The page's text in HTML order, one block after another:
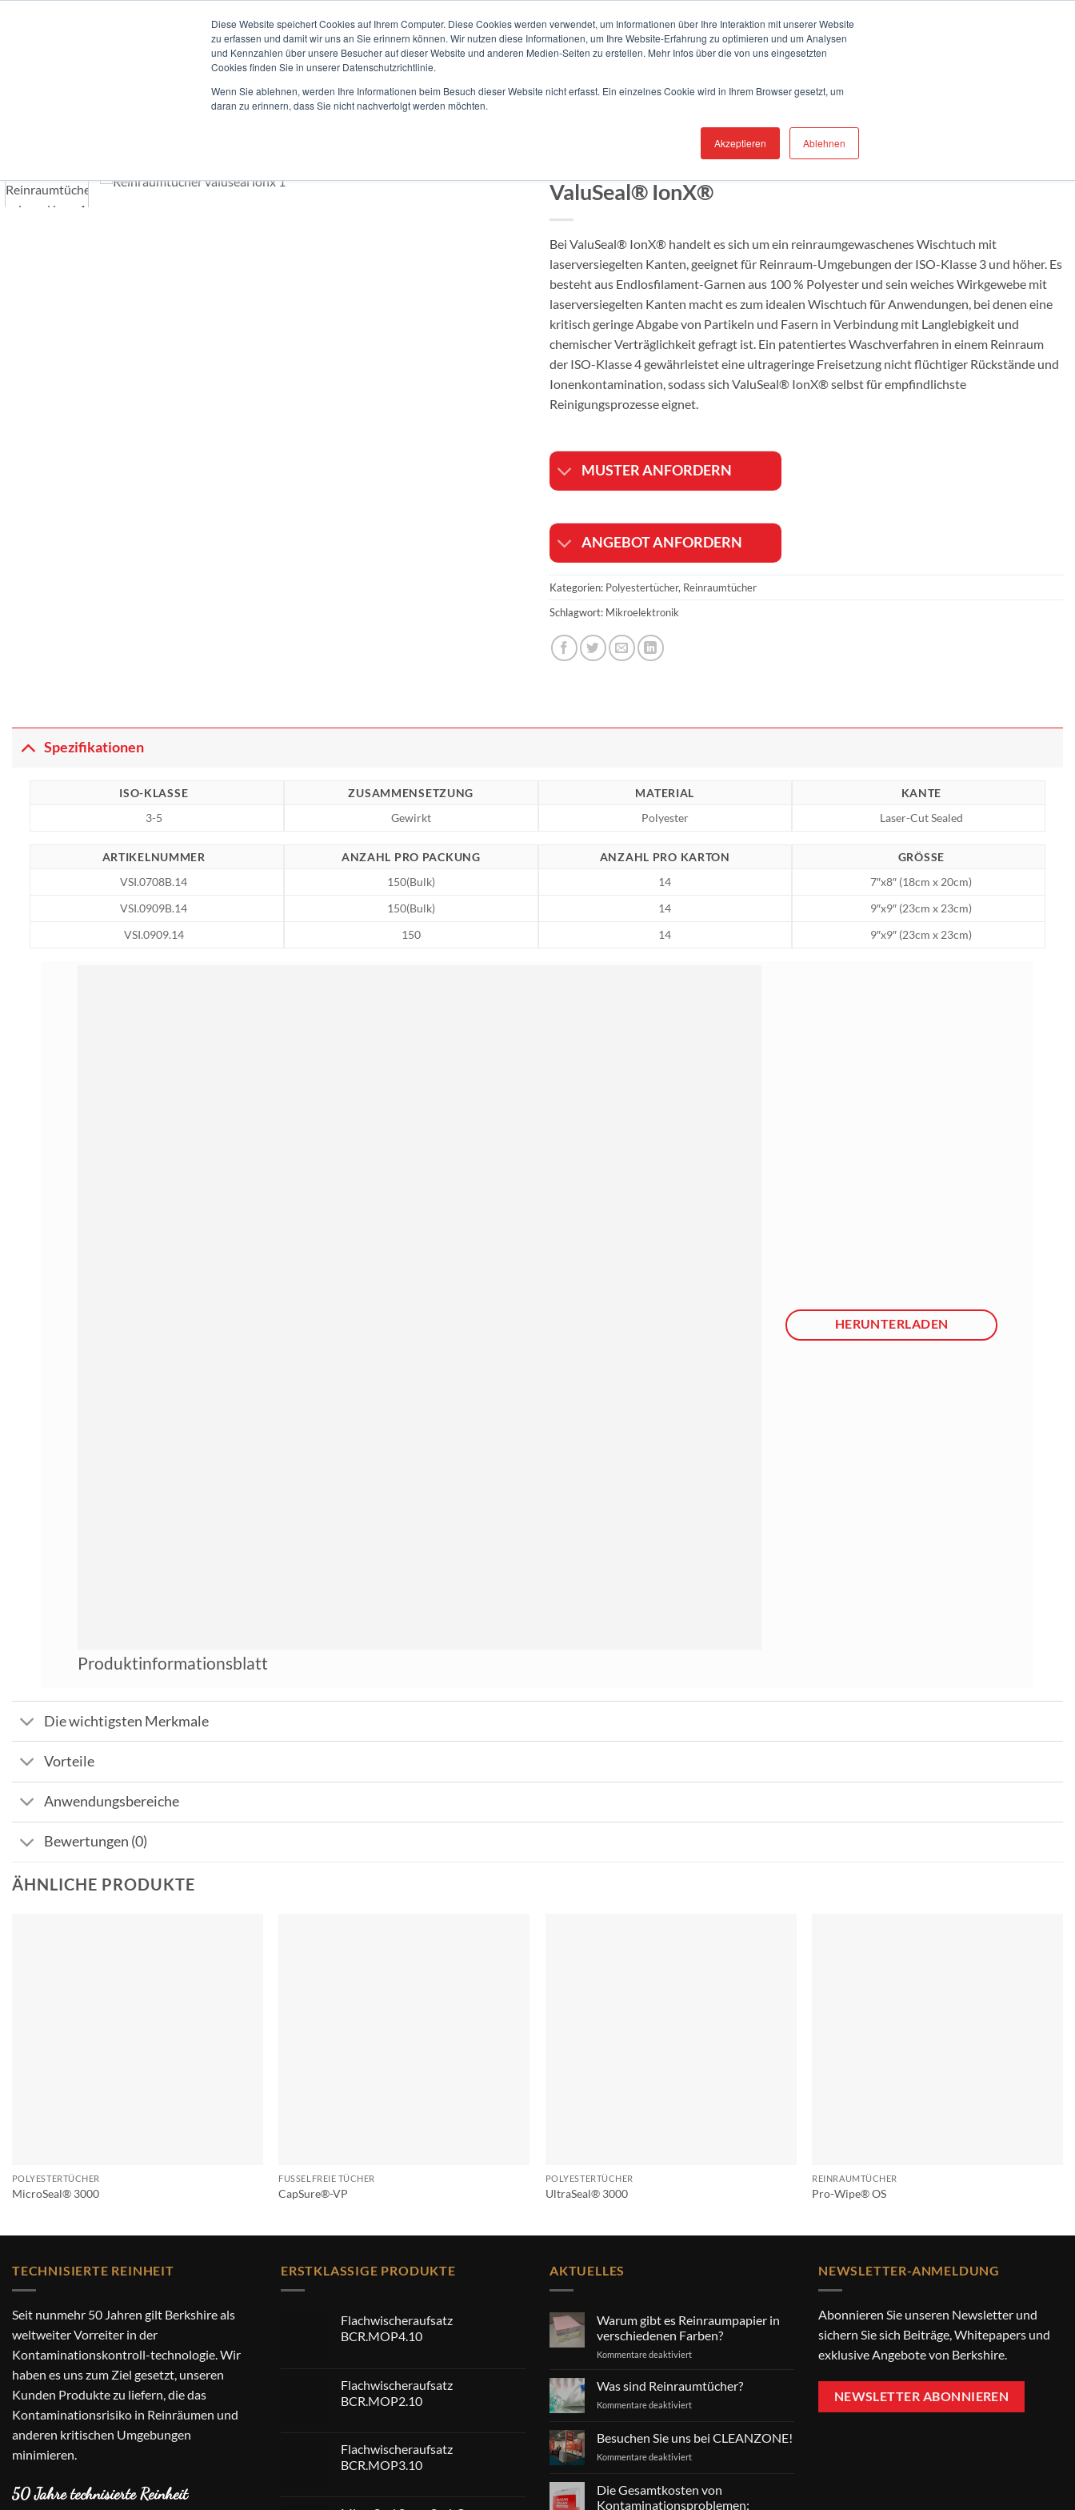
Diese Website speichert Cookies auf Ihrem Computer. Diese Cookies werden verwendet, um Informationen über Ihre Interaktion mit unserer Website
zu erfassen und damit wir uns an Sie erinnern können. Wir nutzen diese Informationen, um Ihre Website-Erfahrung zu optimieren und um Analysen
und Kennzahlen über unsere Besucher auf dieser Website und anderen Medien-Seiten zu erstellen. Mehr Infos über die von uns eingesetzten
Cookies finden Sie in unserer Datenschutzrichtlinie.
Wenn Sie ablehnen, werden Ihre Informationen beim Besuch dieser Website nicht erfasst. Ein einzelnes Cookie wird in Ihrem Browser gesetzt, um
daran zu erinnern, dass Sie nicht nachverfolgt werden möchten.
Akzeptieren Ablehnen
ValuSeal® IonX®
Bei ValuSeal® IonX® handelt es sich um ein reinraumgewaschenes Wischtuch mit
laserversiegelten Kanten, geeignet für Reinraum-Umgebungen der ISO-Klasse 3 und höher. Es
besteht aus Endlosfilament-Garnen aus 100 % Polyester und sein weiches Wirkgewebe mit
laserversiegelten Kanten macht es zum idealen Wischtuch für Anwendungen, bei denen eine
kritisch geringe Abgabe von Partikeln und Fasern in Verbindung mit Langlebigkeit und
chemischer Verträglichkeit gefragt ist. Ein patentiertes Waschverfahren in einem Reinraum
der ISO-Klasse 4 gewährleistet eine ultrageringe Freisetzung nicht flüchtiger Rückstände und
Ionenkontamination, sodass sich ValuSeal® IonX® selbst für empfindlichste
Reinigungsprozesse eignet.
MUSTER ANFORDERN
ANGEBOT ANFORDERN
Kategorien: Polyestertücher, Reinraumtücher
Schlagwort: Mikroelektronik
Spezifikationen
ISO-KLASSE ZUSAMMENSETZUNG MATERIAL
KANTE
3-5
Gewirkt Polyester Laser-Cut Sealed
ARTIKELNUMMER ANZAHL PRO PACKUNG ANZAHL PRO KARTON
GRÖSSE
VSI.0708B.14
150(Bulk) 14
7″x8″ (18cm x 20cm)
VSI.0909B.14
150(Bulk) 14
9″x9″ (23cm x 23cm)
VSI.0909.14
150 14 9″x9″ (23cm x 23cm)
Produktinformationsblatt
HERUNTERLADEN
Die wichtigsten Merkmale
Vorteile
Anwendungsbereiche
Bewertungen (0)
ÄHNLICHE PRODUKTE
POLYESTERTÜCHER
MicroSeal® 3000
FUSSELFREIE TÜCHER
CapSure®-VP
POLYESTERTÜCHER
UltraSeal® 3000
REINRAUMTÜCHER
Pro-Wipe® OS
TECHNISIERTE REINHEIT
Seit nunmehr 50 Jahren gilt Berkshire als
weltweiter Vorreiter in der
Kontaminationskontroll-technologie. Wir
haben es uns zum Ziel gesetzt, unseren
Kunden Produkte zu liefern, die das
Kontaminationsrisiko in Reinräumen und
anderen kritischen Umgebungen
minimieren.
50 Jahre technisierte Reinheit
ERSTKLASSIGE PRODUKTE
Flachwischeraufsatz
BCR.MOP4.10
Flachwischeraufsatz
BCR.MOP2.10
Flachwischeraufsatz
BCR.MOP3.10
AKTUELLES
Warum gibt es Reinraumpapier in
verschiedenen Farben?
Kommentare deaktiviertfür
gibt
es
Reinraumpapier
verschiedenen
Was sind Reinraumtücher?
Kommentare deaktiviertfür
Reinraumtücher?
Besuchen Sie uns bei CLEANZONE!
Kommentare deaktiviertfür
uns
Die Gesamtkosten von
Kontaminationsproblemen:
NEWSLETTER-ANMELDUNG
Abonnieren Sie unseren Newsletter und
sichern Sie sich Beiträge, Whitepapers und
exklusive Angebote von Berkshire.
NEWSLETTER ABONNIEREN